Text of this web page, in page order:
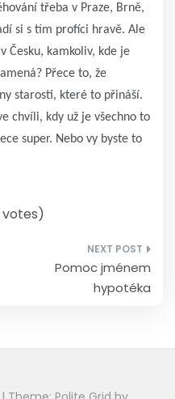
třeba v Praze, Brně,
si s tím profíci hravě. Ale
Česku, kamkoliv, kde je
Přece to, že
starosti, které to přináší.
chvíli, kdy už je všechno to
super. Nebo vy byste to
Pomoc jménem
hypotéka